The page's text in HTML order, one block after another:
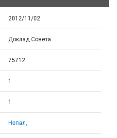
2012/11/02
Доклад Совета
75712
1
1
Непал,